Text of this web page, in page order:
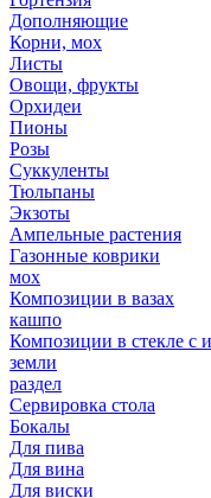
Дополняющие
Корни, мох
Листы
Овощи, фрукты
Орхидеи
Пионы
Розы
Суккуленты
Тюльпаны
Экзоты
Ампельные растения
Газонные коврики
мох
Композиции в вазах
кашпо
Композиции в стекле с
земли
раздел
Сервировка стола
Бокалы
Для пива
Для вина
Для виски